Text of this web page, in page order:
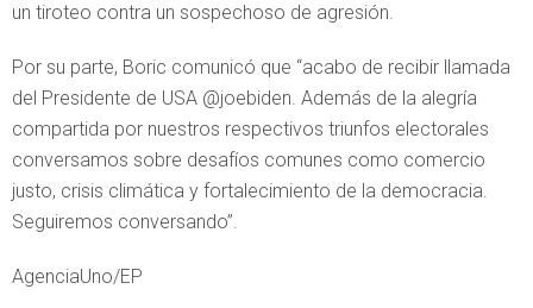
un tiroteo contra un sospechoso de agresión.
Por su parte, Boric comunicó que “acabo de recibir llamada
del Presidente de USA @joebiden. Además de la alegría
compartida por nuestros respectivos triunfos electorales
conversamos sobre desafíos comunes como comercio
justo, crisis climática y fortalecimiento de la democracia.
Seguiremos conversando”.
AgenciaUno/EP